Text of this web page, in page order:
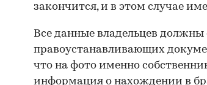
закончится, и в этом случае
Все данные владельцев
правоустанавливающих
что на фото именно
информация о нахождении в